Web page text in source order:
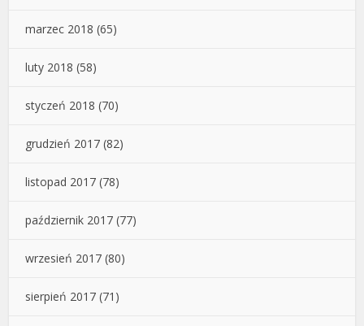
marzec 2018 (65)
luty 2018 (58)
styczeń 2018 (70)
grudzień 2017 (82)
listopad 2017 (78)
październik 2017 (77)
wrzesień 2017 (80)
sierpień 2017 (71)